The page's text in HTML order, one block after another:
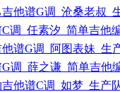
他谱G调_沧桑老叔_
调_任素汐_简单吉他
谱G调_阿图表妹_生
调_薛之谦_简单吉他
吉他谱C调_如梦_生产